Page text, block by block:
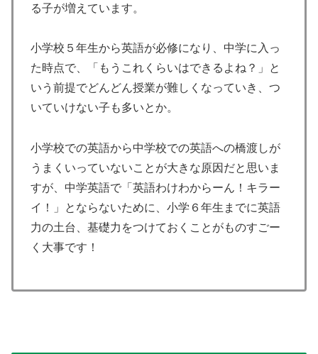
る子が増えています。
小学校５年生から英語が必修になり、中学に入っ
た時点で、「もうこれくらいはできるよね？」と
いう前提でどんどん授業が難しくなっていき、つ
いていけない子も多いとか。
小学校での英語から中学校での英語への橋渡しが
うまくいっていないことが大きな原因だと思いま
すが、中学英語で「英語わけわからーん！キラー
イ！」とならないために、小学６年生までに英語
力の土台、基礎力をつけておくことがものすごー
く大事です！